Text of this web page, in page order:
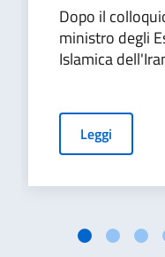
Dopo il
ministro degli
Islamica
Leggi